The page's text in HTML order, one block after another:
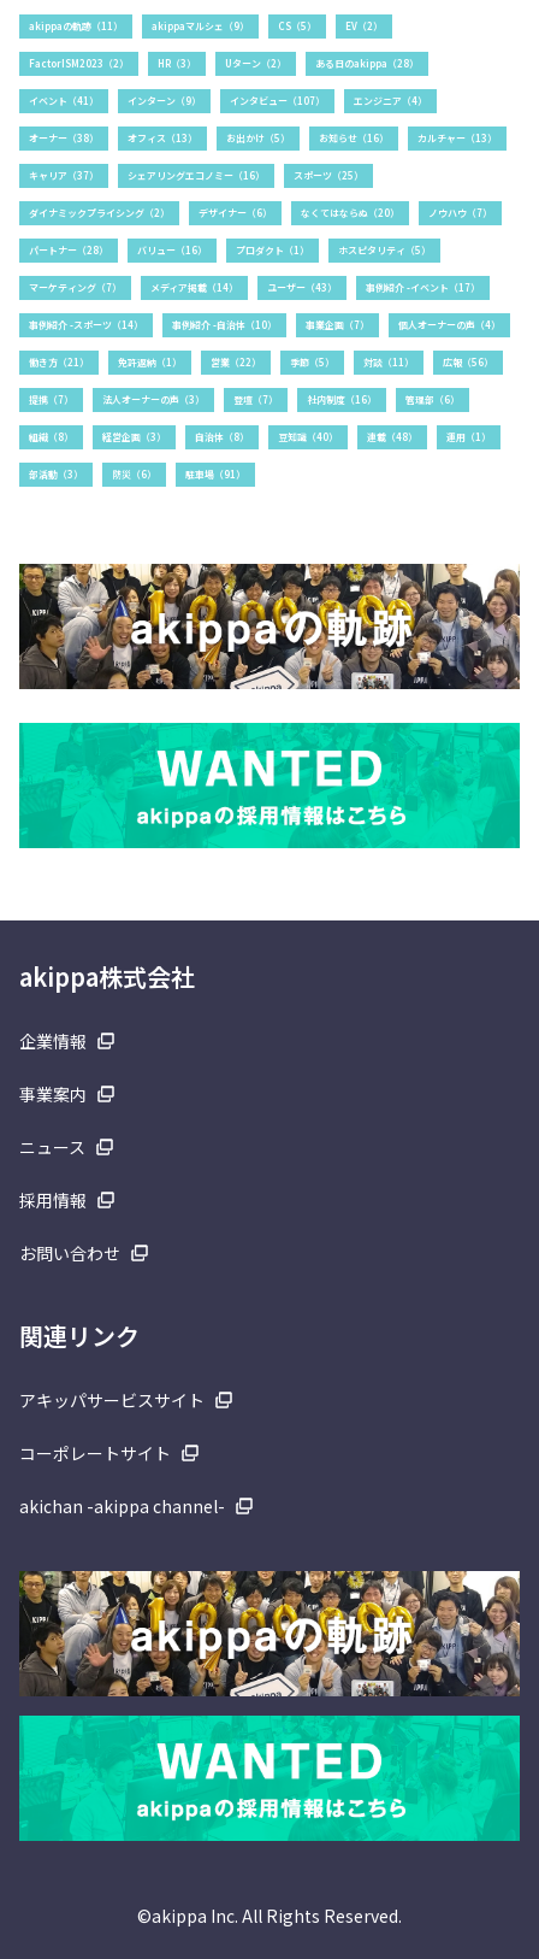
akippaの軌跡（11） akippaマルシェ（9） CS（5） EV（2）
FactorISM2023（2） HR（3） Uターン（2） ある日のakippa（28）
イベント（41） インターン（9） インタビュー（107） エンジニア（4）
オーナー（38） オフィス（13） お出かけ（5） お知らせ（16） カルチャー（13）
キャリア（37） シェアリングエコノミー（16） スポーツ（25）
ダイナミックプライシング（2） デザイナー（6） なくてはならぬ（20） ノウハウ（7）
パートナー（28） バリュー（16） プロダクト（1） ホスピタリティ（5）
マーケティング（7） メディア掲載（14） ユーザー（43） 事例紹介 -イベント（17）
事例紹介 -スポーツ（14） 事例紹介 -自治体（10） 事業企画（7） 個人オーナーの声（4）
働き方（21） 免許返納（1） 営業（22） 季節（5） 対談（11） 広報（56）
提携（7） 法人オーナーの声（3） 登壇（7） 社内制度（16） 管理部（6）
組織（8） 経営企画（3） 自治体（8） 豆知識（40） 連載（48） 運用（1）
部活動（3） 防災（6） 駐車場（91）
akippa株式会社
企業情報
事業案内
ニュース
採用情報
お問い合わせ
関連リンク
アキッパサービスサイト
コーポレートサイト
akichan -akippa channel-
©akippa Inc. All Rights Reserved.